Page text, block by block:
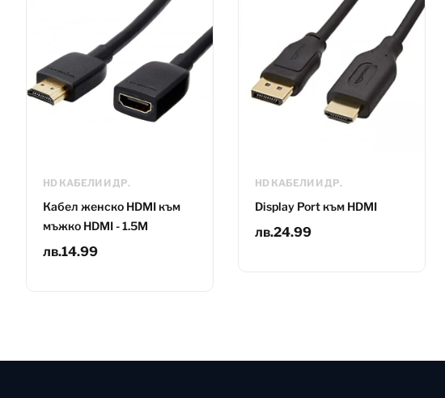
HD КАБЕЛИ И ДР.
Кабел женско HDMI към
мъжко HDMI - 1.5M
лв.14.99
HD КАБЕЛИ И ДР.
Display Port към HDMI
лв.24.99